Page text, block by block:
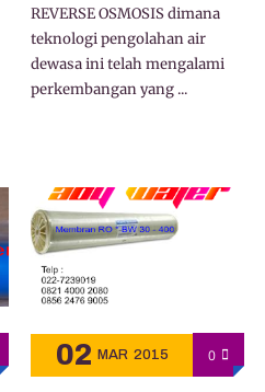
REVERSE OSMOSIS dimana
teknologi pengolahan air
dewasa ini telah mengalami
perkembangan yang ...
02 MAR 2015 0